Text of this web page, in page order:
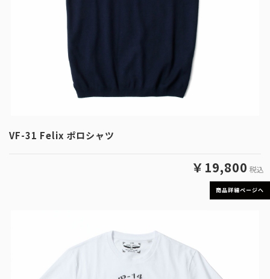
VF-31 Felix ポロシャツ
￥19,800 税込
商品詳細ページへ